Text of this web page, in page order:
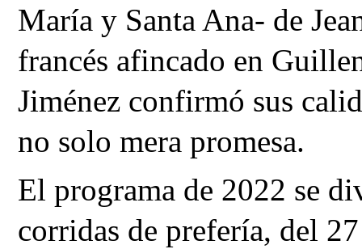
María y Santa Ana- de
francés afincado en
Jiménez confirmó sus
no solo mera promesa.
El programa de 2022 se
corridas de prefería, del